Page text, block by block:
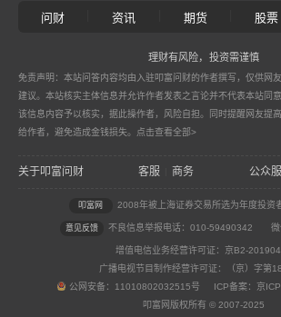
问财 资讯 期货 股票
理财有风险，投资需谨慎
免责声明：本站问答内容均由入驻叩富问财的作者撰写，仅供网
建议。本站核实主体信息并允许作者发表之言论并不代表本站同
该信息内容予以核实，据此操作者，风险自担。同时提醒网友提
给作者，避免造成金钱损失。 点击查看全部>
关于叩富问财 客服 商务 公众
叩富网 2008年被上海证券交易所选为年度投资
意见反馈 不良信息举报电话：010-59490342
增值电信业务经营许可证：京B2-
广播电视节目制作经营许可证：（京）字第
公网安备：11010802032515号 ICP备案：京
叩富网版权所有 © 2007-2025